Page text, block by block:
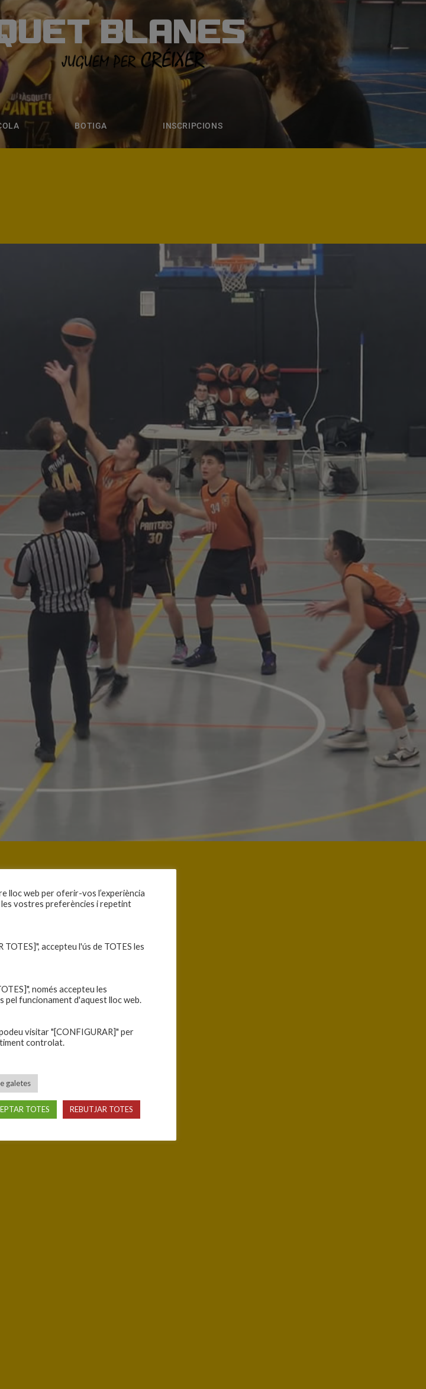
BLANES
BOTIGA
INSCRIPCIONS
BLANES
BOTIGA INSCRIPCIONS
lloc web per oferir-vos l’experiència
vostres preferències i repetint
TOTES]", accepteu l'ús de TOTES les
només accepteu les
pel funcionament d'aquest lloc web.
visitar "[CONFIGURAR]" per
controlat.
galetes
TOTES REBUTJAR TOTES